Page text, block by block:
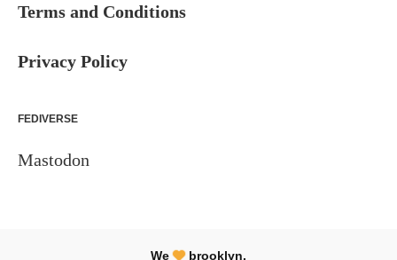
Terms and Conditions
Privacy Policy
FEDIVERSE
Mastodon
We brooklyn.